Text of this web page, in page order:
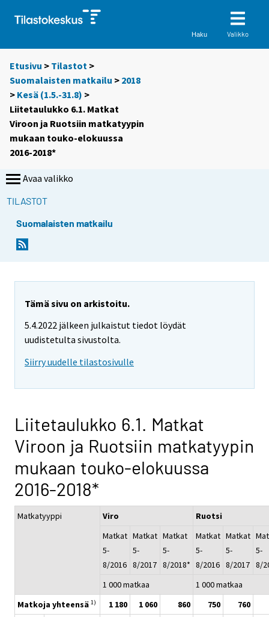
Haku Valikko
Etusivu > Tilastot >
Suomalaisten matkailu > 2018
> Kesä (1.5.-31.8) >
Liitetaulukko 6.1. Matkat
Viroon ja Ruotsiin matkatyypin
mukaan touko-elokuussa
2016-2018*
Avaa valikko
TILASTOT
Suomalaisten matkailu
Tämä sivu on arkistoitu.
5.4.2022 jälkeen julkaistut tiedot löydät
uudistetulta sivustolta.
Siirry uudelle tilastosivulle
Liitetaulukko 6.1. Matkat
Viroon ja Ruotsiin matkatyypin
mukaan touko-elokuussa
2016-2018*
Matkatyyppi Viro
Ruotsi
Matkat
5-
8/2016
Matkat
5-
8/2017
Matkat
5-
8/2018*
Matkat
5-
8/2016
Matkat
5-
8/2017
5-
8/
1 000 matkaa
1 000 matkaa
Matkoja yhteensä 1) 1 180 1 060 860 750
760